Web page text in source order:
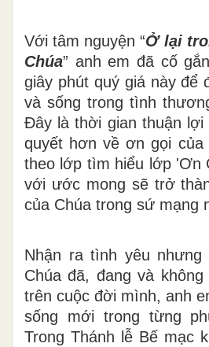
Với tâm nguyện “Ở lại
Chúa” anh em đã cố
giây phút quý giá này để
và sống trong tình
Đây là thời gian thuận lợi
quyết hơn về ơn gọi
theo lớp tìm hiểu lớp 'Ơn
với ước mong sẽ trở
của Chúa trong sứ mạng
Nhận ra tình yêu nhưng
Chúa đã, đang và
trên cuộc đời mình, anh
sống mới trong từng
Trong Thánh lễ Bế mạc